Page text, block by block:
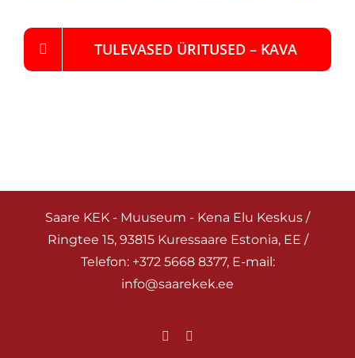
TULEVASED ÜRITUSED – KAVA
Saare KEK - Muuseum - Kena Elu Keskus /
Ringtee 15, 93815 Kuressaare Estonia, EE /
Telefon: +372 5668 8377, E-mail:
info@saarekek.ee
Facebook